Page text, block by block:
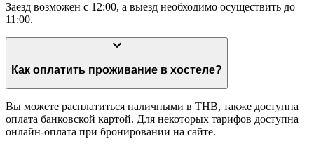
Заезд возможен с 12:00, а выезд необходимо осуществить до
11:00.
Как оплатить проживание в хостеле?
Вы можете расплатиться наличными в THB, также доступна
оплата банковской картой. Для некоторых тарифов доступна
онлайн-оплата при бронировании на сайте.